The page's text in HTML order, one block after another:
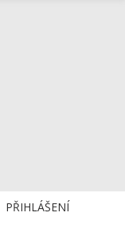
PŘIHLÁŠENÍ